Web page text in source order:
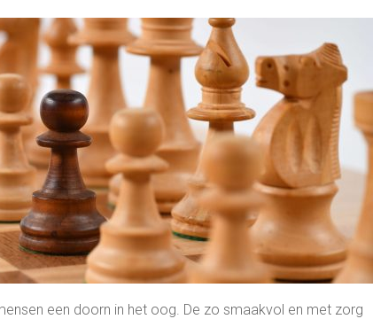
een doorn in het oog. De zo smaakvol en met zorg